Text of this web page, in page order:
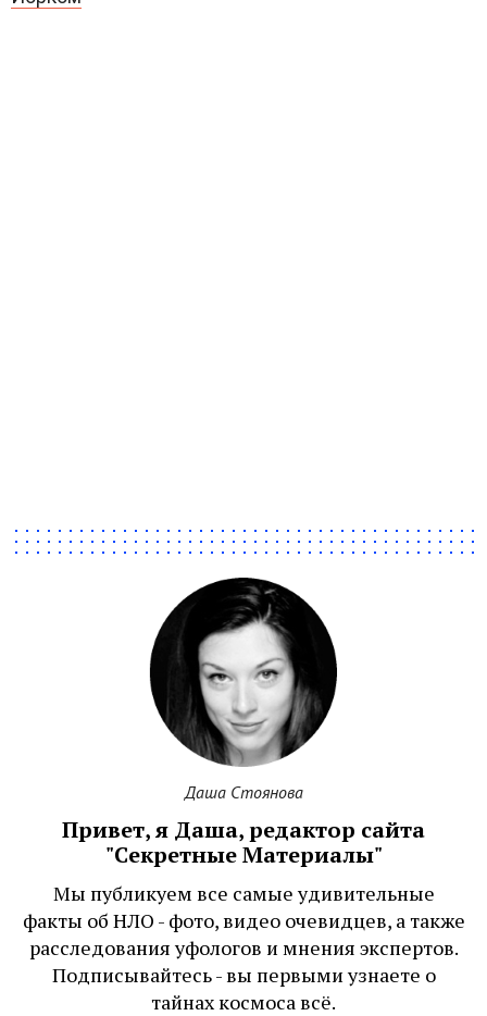
Даша Стоянова
Привет, я Даша, редактор сайта
"Секретные Материалы"
Мы публикуем все самые удивительные
факты об НЛО - фото, видео очевидцев, а также
расследования уфологов и мнения экспертов.
Подписывайтесь - вы первыми узнаете о
тайнах космоса всё.